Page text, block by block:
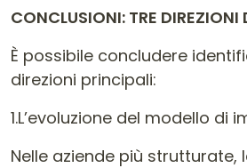
CONCLUSIONI: TRE
È possibile concludere
direzioni principali:
1.L’evoluzione del modello di
Nelle aziende più strutturate,